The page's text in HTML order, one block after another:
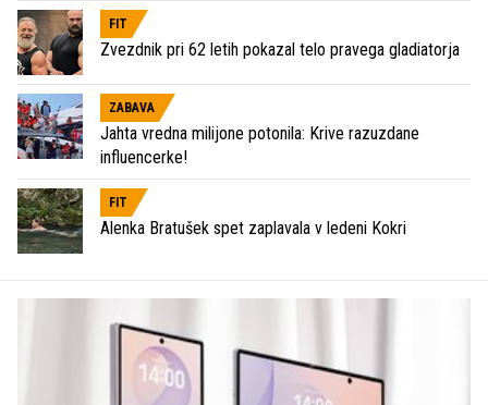
FIT
Zvezdnik pri 62 letih pokazal telo pravega gladiatorja
ZABAVA
Jahta vredna milijone potonila: Krive razuzdane
influencerke!
FIT
Alenka Bratušek spet zaplavala v ledeni Kokri